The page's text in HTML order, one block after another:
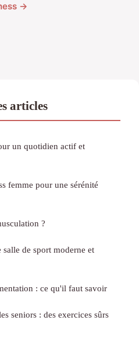
→
articles
un quotidien actif et
femme pour une sérénité
?
de sport moderne et
: ce qu'il faut savoir
seniors : des exercices sûrs